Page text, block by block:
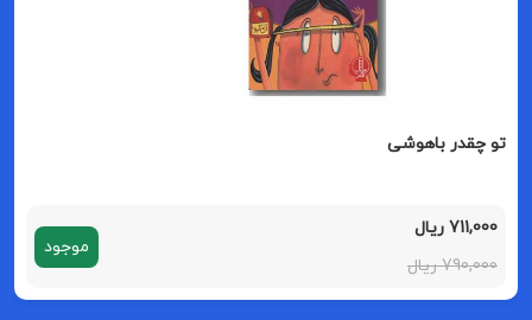
تو چقدر باهوشی
711,000 ریال
790,000 ریال
موجود